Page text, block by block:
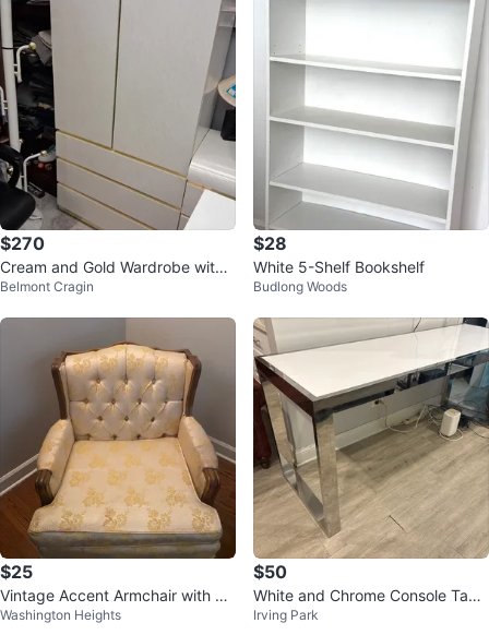
$270
Cream and Gold Wardrobe with
Drawers
Belmont Cragin
$28
White 5-Shelf Bookshelf
Budlong Woods
$25
Vintage Accent Armchair with Flo
ral Pattern
Washington Heights
$50
White and Chrome Console Tabl
e
Irving Park